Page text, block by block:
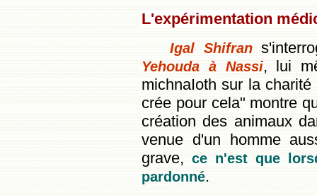
L'expérimentation
Igal Shifran
Yehouda à Nassi, lui
michnaIoth sur la
crée pour cela" montre
création des animaux
venue d'un homme
grave, ce n'est que
pardonné.